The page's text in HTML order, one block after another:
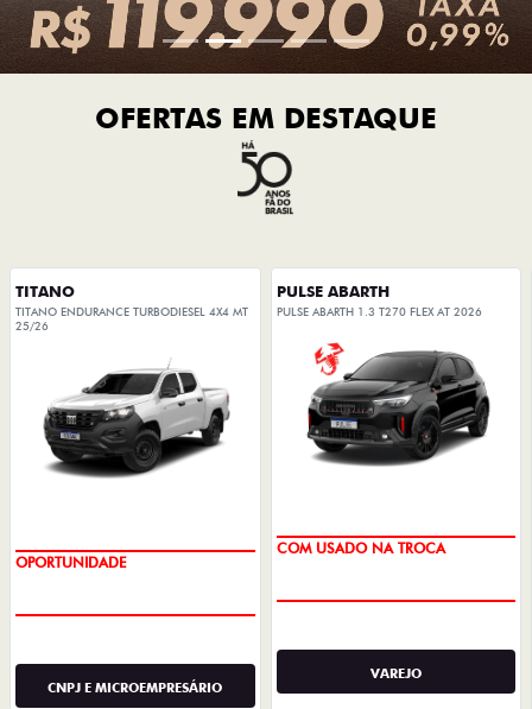
OFERTAS EM DESTAQUE
TITANO
TITANO ENDURANCE TURBODIESEL 4X4 MT
25/26
OPORTUNIDADE
CNPJ E MICROEMPRESÁRIO
PULSE ABARTH
PULSE ABARTH 1.3 T270 FLEX AT 2026
COM USADO NA TROCA
VAREJO